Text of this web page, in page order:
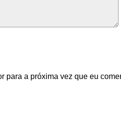
para a próxima vez que eu